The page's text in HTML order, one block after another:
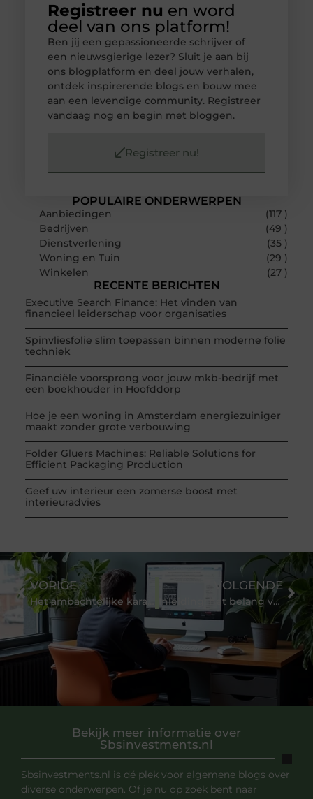
POPULAIRE ONDERWERPEN
Aanbiedingen
(117 )
Bedrijven
(49 )
Dienstverlening
(35 )
Woning en Tuin
(29 )
Winkelen
(27 )
RECENTE BERICHTEN
Executive Search Finance: Het vinden van
financieel leiderschap voor organisaties
Spinvliesfolie slim toepassen binnen moderne folie
techniek
Financiële voorsprong voor jouw mkb-bedrijf met
een boekhouder in Hoofddorp
Hoe je een woning in Amsterdam energiezuiniger
maakt zonder grote verbouwing
Folder Gluers Machines: Reliable Solutions for
Efficient Packaging Production
Geef uw interieur een zomerse boost met
interieuradvies
Registreer nu en word
deel van ons platform!
Ben jij een gepassioneerde schrijver of
een nieuwsgierige lezer? Sluit je aan bij
ons blogplatform en deel jouw verhalen,
ontdek inspirerende blogs en bouw mee
aan een levendige community. Registreer
vandaag nog en begin met bloggen.
Registreer nu!
Bekijk meer informatie over
Sbsinvestments.nl
Sbsinvestments.nl is dé plek voor algemene blogs over
diverse onderwerpen. Of je nu op zoek bent naar
VORIGE VOLGENDE
Inleiding: het belang van bewindvoering